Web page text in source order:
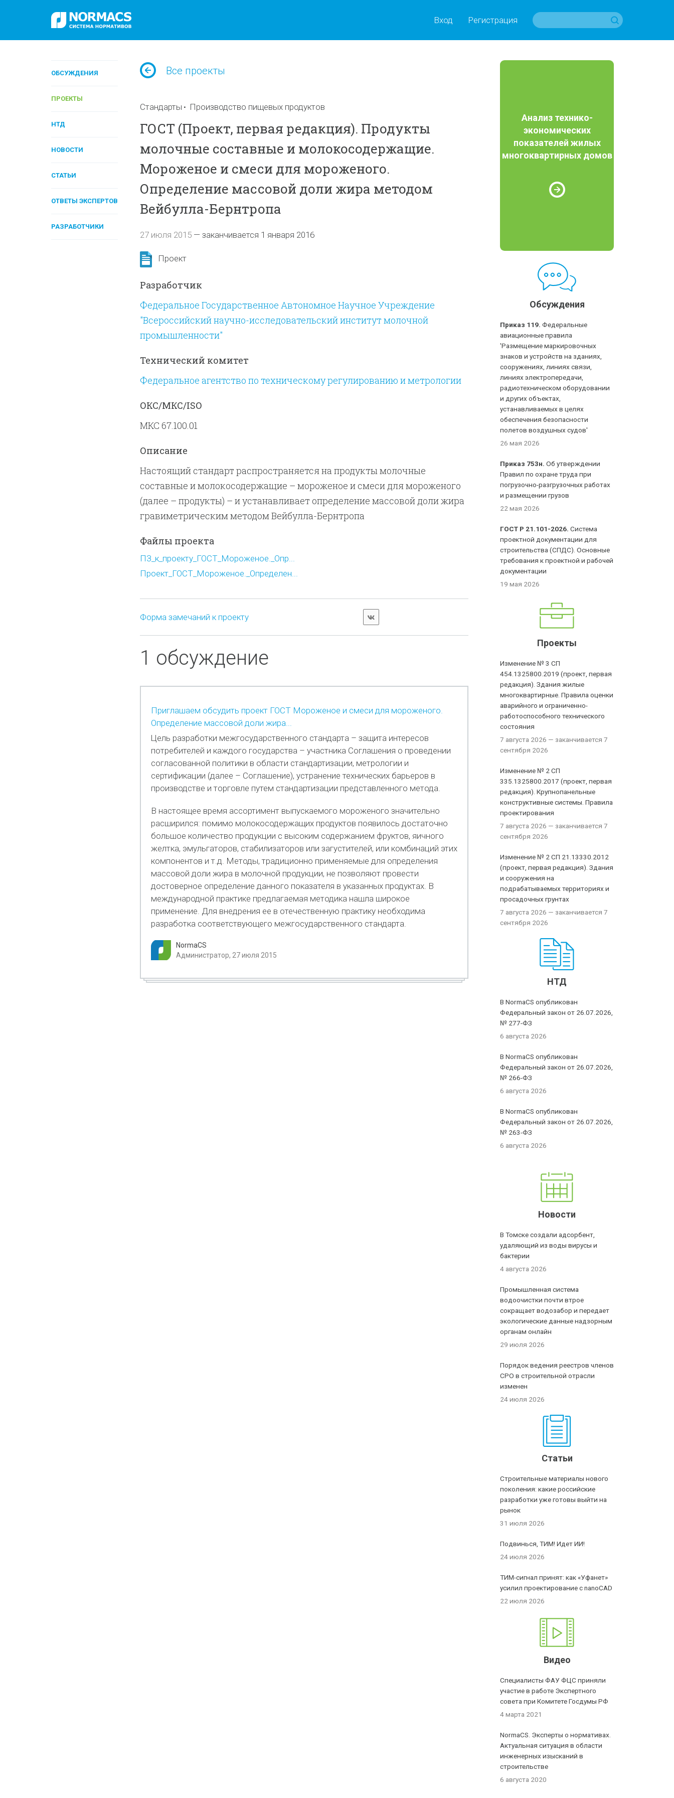
Вход Регистрация
ОБСУЖДЕНИЯ
ПРОЕКТЫ
НТД
НОВОСТИ
СТАТЬИ
ОТВЕТЫ ЭКСПЕРТОВ
РАЗРАБОТЧИКИ
Все проекты
Стандарты Производство пищевых продуктов
ГОСТ (Проект, первая редакция). Продукты
молочные составные и молокосодержащие.
Мороженое и смеси для мороженого.
Определение массовой доли жира методом
Вейбулла-Бернтропа
27 июля 2015— заканчивается 1 января 2016
Проект
Разработчик
Федеральное Государственное Автономное Научное Учреждение
"Всероссийский научно-исследовательский институт молочной
промышленности"
Технический комитет
Федеральное агентство по техническому регулированию и метрологии
ОКС/МКС/ISO
МКС 67.100.01
Описание
Настоящий стандарт распространяется на продукты молочные
составные и молокосодержащие – мороженое и смеси для мороженого
(далее – продукты) – и устанавливает определение массовой доли жира
гравиметрическим методом Вейбулла-Бернтропа
Файлы проекта
ПЗ_к_проекту_ГОСТ_Мороженое._Опр...
Проект_ГОСТ_Мороженое._Определен...
Форма замечаний к проекту
1 обсуждение
Приглашаем обсудить проект ГОСТ Мороженое и смеси для мороженого.
Определение массовой доли жира...
Цель разработки межгосударственного стандарта – защита интересов
потребителей и каждого государства – участника Соглашения о проведении
согласованной политики в области стандартизации, метрологии и
сертификации (далее – Соглашение), устранение технических барьеров в
производстве и торговле путем стандартизации представленного метода.
В настоящее время ассортимент выпускаемого мороженого значительно
расширился: помимо молокосодержащих продуктов появилось достаточно
большое количество продукции с высоким содержанием фруктов, яичного
желтка, эмульгаторов, стабилизаторов или загустителей, или комбинаций этих
компонентов и т.д. Методы, традиционно применяемые для определения
массовой доли жира в молочной продукции, не позволяют провести
достоверное определение данного показателя в указанных продуктах. В
международной практике предлагаемая методика нашла широкое
применение. Для внедрения ее в отечественную практику необходима
разработка соответствующего межгосударственного стандарта.
NormaCS
Администратор, 27 июля 2015
Анализ технико-
экономических
показателей жилых
многоквартирных домов
Обсуждения
Приказ 119. Федеральные
авиационные правила
'Размещение маркировочных
знаков и устройств на зданиях,
сооружениях, линиях связи,
линиях электропередачи,
радиотехническом оборудовании
и других объектах,
устанавливаемых в целях
обеспечения безопасности
полетов воздушных судов'
26 мая 2026
Приказ 753н. Об утверждении
Правил по охране труда при
погрузочно-разгрузочных работах
и размещении грузов
22 мая 2026
ГОСТ Р 21.101-2026. Система
проектной документации для
строительства (СПДС). Основные
требования к проектной и рабочей
документации
19 мая 2026
Проекты
Изменение № 3 СП
454.1325800.2019 (проект, первая
редакция). Здания жилые
многоквартирные. Правила оценки
аварийного и ограниченно-
работоспособного технического
состояния
7 августа 2026 — заканчивается 7
сентября 2026
Изменение № 2 СП
335.1325800.2017 (проект, первая
редакция). Крупнопанельные
конструктивные системы. Правила
проектирования
7 августа 2026 — заканчивается 7
сентября 2026
Изменение № 2 СП 21.13330.2012
(проект, первая редакция). Здания
и сооружения на
подрабатываемых территориях и
просадочных грунтах
7 августа 2026 — заканчивается 7
сентября 2026
НТД
В NormaCS опубликован
Федеральный закон от 26.07.2026,
№ 277-ФЗ
6 августа 2026
В NormaCS опубликован
Федеральный закон от 26.07.2026,
№ 266-ФЗ
6 августа 2026
В NormaCS опубликован
Федеральный закон от 26.07.2026,
№ 263-ФЗ
6 августа 2026
Новости
В Томске создали адсорбент,
удаляющий из воды вирусы и
бактерии
4 августа 2026
Промышленная система
водоочистки почти втрое
сокращает водозабор и передает
экологические данные надзорным
органам онлайн
29 июля 2026
Порядок ведения реестров членов
СРО в строительной отрасли
изменен
24 июля 2026
Статьи
Строительные материалы нового
поколения: какие российские
разработки уже готовы выйти на
рынок
31 июля 2026
Подвинься, ТИМ! Идет ИИ!
24 июля 2026
ТИМ-сигнал принят: как «Уфанет»
усилил проектирование с nanoCAD
22 июля 2026
Видео
Специалисты ФАУ ФЦС приняли
участие в работе Экспертного
совета при Комитете Госдумы РФ
4 марта 2021
NormaCS. Эксперты о нормативах.
Актуальная ситуация в области
инженерных изысканий в
строительстве
6 августа 2020